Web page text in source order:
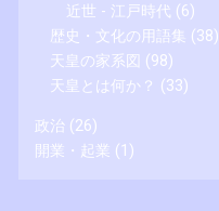
近世 - 江戸時代 (6)
歴史・文化の用語集 (38)
天皇の家系図 (98)
天皇とは何か？ (33)
政治 (26)
開業・起業 (1)